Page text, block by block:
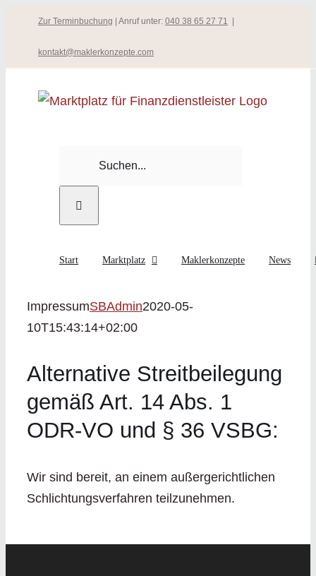
springen
Zur Terminbuchung | Anruf unter: 040 38 65 27 71
kontakt@maklerkonzepte.com
Start Marktplatz Maklerkonzepte News
ImpressumSBAdmin2020-05-
10T15:43:14+02:00
Alternative Streitbeilegung
gemäß Art. 14 Abs. 1
ODR-VO und § 36 VSBG:
Wir sind bereit, an einem außergerichtlichen
Schlichtungsverfahren teilzunehmen.